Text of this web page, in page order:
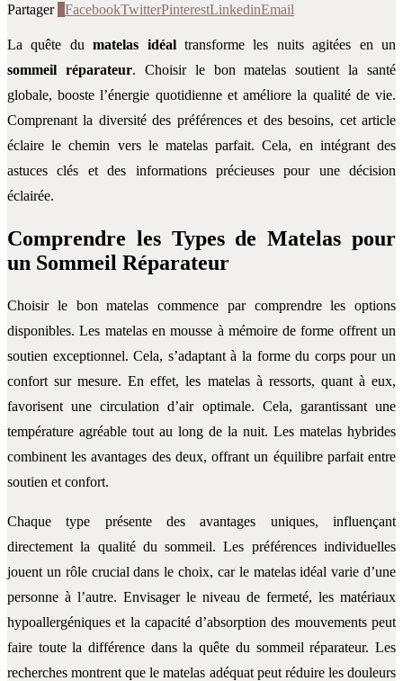
Partager FacebookTwitterPinterestLinkedinEmail
La quête dumatelas idéaltransforme les nuits agitées en un
sommeil réparateur. Choisir le bon matelas soutient la santé
globale, booste l’énergie quotidienne et améliore la qualité de vie.
Comprenant la diversité des préférences et des besoins, cet article
éclaire le chemin vers le matelas parfait. Cela, en intégrant des
astuces clés et des informations précieuses pour une décision
éclairée.
Comprendre les Types de Matelas pour
un Sommeil Réparateur
Choisir le bon matelas commence par comprendre les options
disponibles. Les matelas en mousse à mémoire de forme offrent un
soutien exceptionnel. Cela, s’adaptant à la forme du corps pour un
confort sur mesure. En effet, les matelas à ressorts, quant à eux,
favorisent une circulation d’air optimale. Cela, garantissant une
température agréable tout au long de la nuit. Les matelas hybrides
combinent les avantages des deux, offrant un équilibre parfait entre
soutien et confort.
Chaque type présente des avantages uniques, influençant
directement la qualité du sommeil. Les préférences individuelles
jouent un rôle crucial dans le choix, car le matelas idéal varie d’une
personne à l’autre. Envisager le niveau de fermeté, les matériaux
hypoallergéniques et la capacité d’absorption des mouvements peut
faire toute la différence dans la quête du sommeil réparateur. Les
recherches montrent que le matelas adéquat peut réduire les douleurs